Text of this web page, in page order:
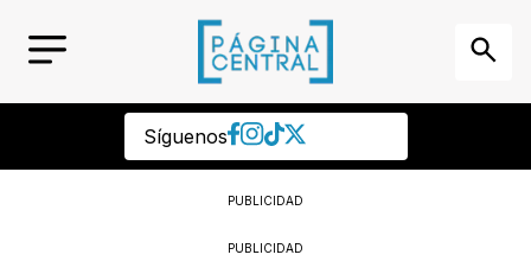
Síguenos
PUBLICIDAD
PUBLICIDAD